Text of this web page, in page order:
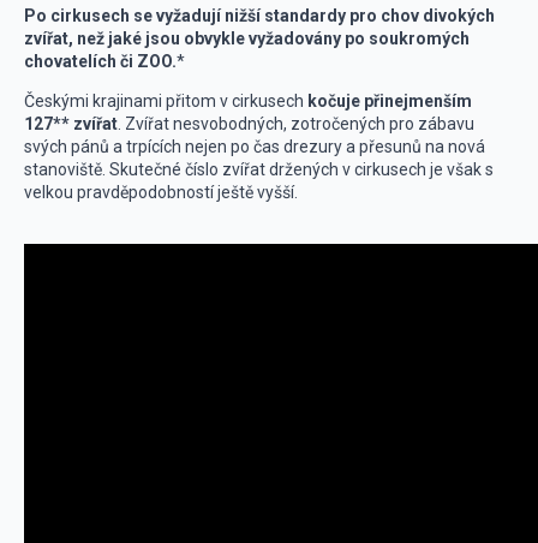
Po cirkusech se vyžadují nižší standardy pro chov divokých
zvířat, než jaké jsou obvykle vyžadovány po soukromých
chovatelích či ZOO.*
Českými krajinami přitom v cirkusech kočuje přinejmenším
127** zvířat . Zvířat nesvobodných, zotročených pro zábavu
svých pánů a trpících nejen po čas drezury a přesunů na nová
stanoviště. Skutečné číslo zvířat držených v cirkusech je však s
velkou pravděpodobností ještě vyšší.